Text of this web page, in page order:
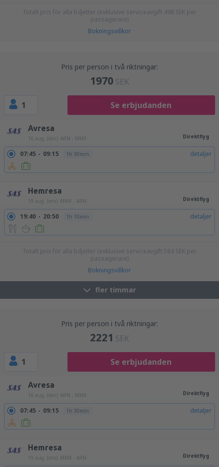
Totalt pris för alla biljetter (exklusive serviceavgift 498 SEK per
passagerare)
Bokningsvillkor
Pris per person i två riktningar:
1970 SEK
1 Se erbjudanden
Avresa
16 aug. (sön) ARN - MMX Direktflyg
07:45 09:15 1h 30min detaljer
Hemresa
19 aug. (ons) MMX - ARN Direktflyg
19:40 20:50 1h 10min detaljer
Totalt pris för alla biljetter (exklusive serviceavgift 584 SEK per
passagerare)
Bokningsvillkor
fler timmar
Pris per person i två riktningar:
2221 SEK
1 Se erbjudanden
Avresa
16 aug. (sön) ARN - MMX Direktflyg
07:45 09:15 1h 30min detaljer
Hemresa
19 aug. (ons) MMX - ARN Direktflyg